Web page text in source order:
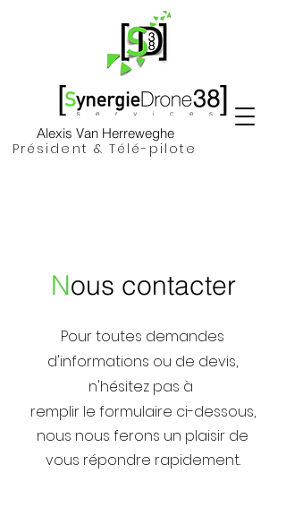
Alexis Van Herreweghe
Président & Télé-pilote
Nous contacter
Pour toutes demandes
d'informations ou de devis,
n'hésitez pas à
remplir le formulaire ci-dessous,
nous nous ferons un plaisir de
vous répondre rapidement.